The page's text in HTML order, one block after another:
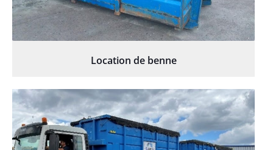
Location de benne